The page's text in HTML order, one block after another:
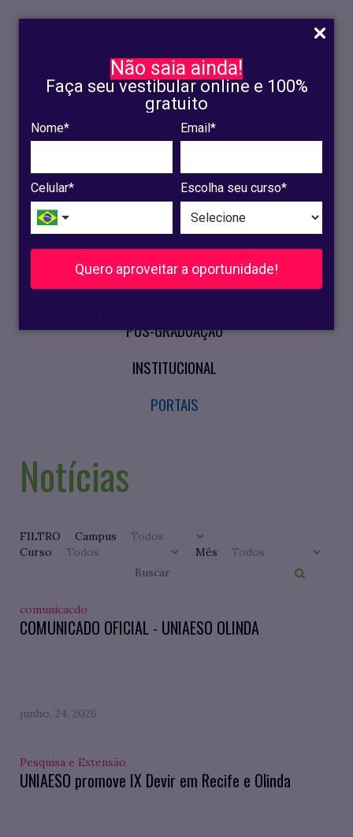
Não saia ainda!
Faça seu vestibular online e 100%
gratuito
Nome* Email*
Celular* Escolha seu curso*
Quero aproveitar a oportunidade!
.
INSCRIÇÃO
OLINDA
RECIFE
VESTIBULAR
CURSOS PRESENCIAIS
PÓS-GRADUAÇÃO
INSTITUCIONAL
PORTAIS
Notícias
FILTRO
Campus
Curso
Mês
comunicacdo
COMUNICADO OFICIAL - UNIAESO OLINDA
junho. 24, 2026
Pesquisa e Extensão
UNIAESO promove IX Devir em Recife e Olinda